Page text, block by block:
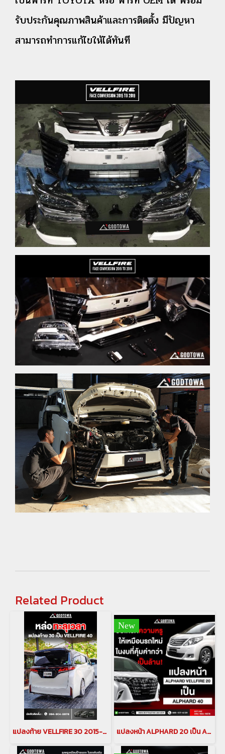
รับประกันคุณภาพสินค้าและการติดตั้ง มีปัญหา
สามารถทำการแก้ไขให้ได้ทันที
Related Product
แปลงท้าย VELLFIRE 30 2015-2023 เป็นโฉมปี 2024 แปลงท้ายเวลไฟร์ vellfire face conversion แปลงท้ายเวลไฟร์ 30
New
แปลงหน้า ALPHARD 20 เป็น ALPHARD SC 2018-2020(copy)(copy)(copy)